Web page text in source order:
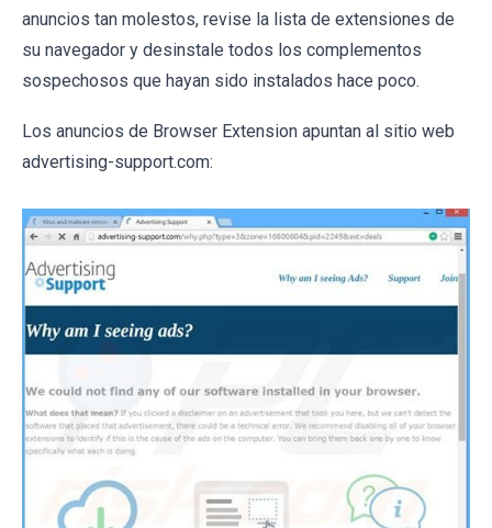
anuncios tan molestos, revise la lista de extensiones de
su navegador y desinstale todos los complementos
sospechosos que hayan sido instalados hace poco.
Los anuncios de Browser Extension apuntan al sitio web
advertising-support.com: